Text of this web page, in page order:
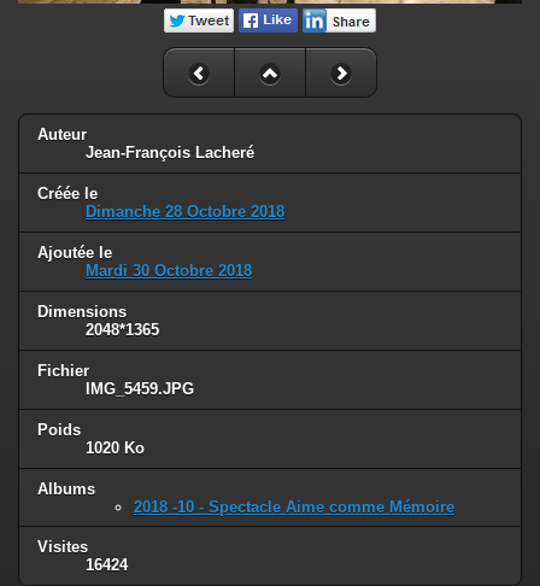
Auteur
Jean-François Lacheré
Créée le
Dimanche 28 Octobre 2018
Ajoutée le
Mardi 30 Octobre 2018
Dimensions
2048*1365
Fichier
IMG_5459.JPG
Poids
1020 Ko
Albums
2018 -10 - Spectacle Aime comme Mémoire
Visites
16424